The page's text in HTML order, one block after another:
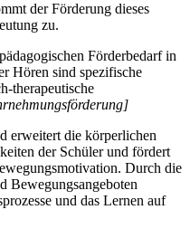
der Förderung dieses
zu.
Förderbedarf in
Hören sind spezifische
therapeutische
erweitert die körperlichen
der Schüler und fördert
Durch die
Bewegungsangeboten
und das Lernen auf